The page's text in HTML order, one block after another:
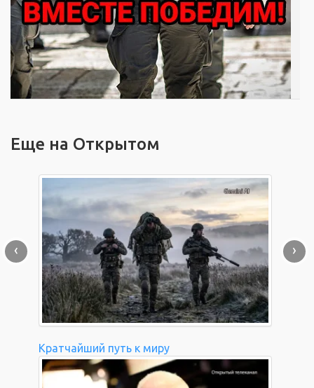
Еще на Открытом
Кратчайший путь к миру
‹ ›